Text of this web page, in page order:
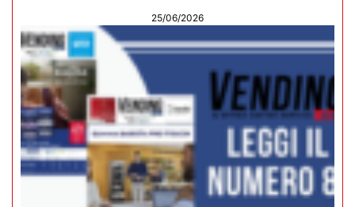
25/06/2026